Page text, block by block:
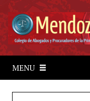
a
a
MENU